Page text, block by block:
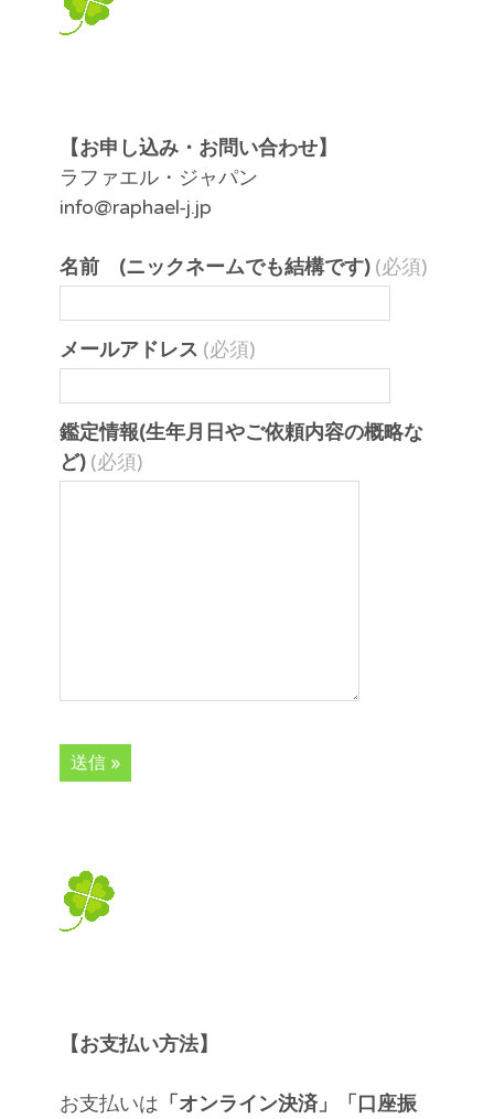
【お申し込み・お問い合わせ】
ラファエル・ジャパン
info@raphael-j.jp
名前 (ニックネームでも結構です) (必須)
メールアドレス (必須)
鑑定情報(生年月日やご依頼内容の概略な
ど) (必須)
【お支払い方法】
お支払いは 「オンライン決済」「口座振